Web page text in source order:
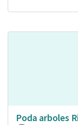
Poda arboles